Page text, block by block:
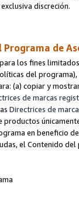
discreción.
Programa de
los fines
del
(a) copiar y
de marcas
Directrices de
en beneficio
el Contenido